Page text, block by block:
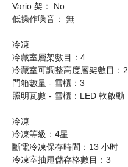
Vario 架： No
低操作噪音： 無
冷凍
冷藏室層架數目：4
冷藏室可調整高度層架數目：2
門箱數量 - 雪櫃：3
照明瓦數 - 雪櫃：LED 軟啟動
冷凍
冷凍等級：4星
斷電冷凍保存時間：13 小时
冷凍室抽屜儲存格數目：3